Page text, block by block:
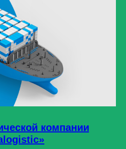
компании